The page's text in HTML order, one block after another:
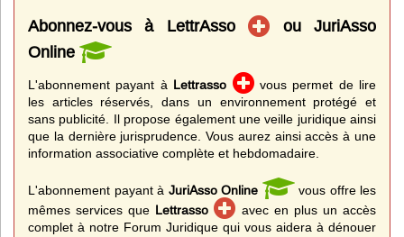
Abonnez-vous à LettrAsso
ou JuriAsso
Online
L'abonnement payant à Lettrasso
vous permet de lire
les articles réservés, dans un environnement protégé et
sans publicité. Il propose également une veille juridique ainsi
que la dernière jurisprudence. Vous aurez ainsi accès à une
information associative complète et hebdomadaire.
L'abonnement payant à JuriAsso Online
vous offre les
mêmes services que Lettrasso
avec en plus un accès
complet à notre Forum Juridique qui vous aidera à dénouer